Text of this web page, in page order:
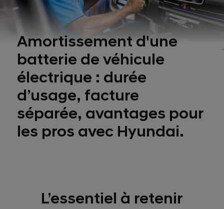
Amortissement d'une
batterie de véhicule
électrique : durée
d’usage, facture
séparée, avantages pour
les pros avec Hyundai.
L’essentiel à retenir